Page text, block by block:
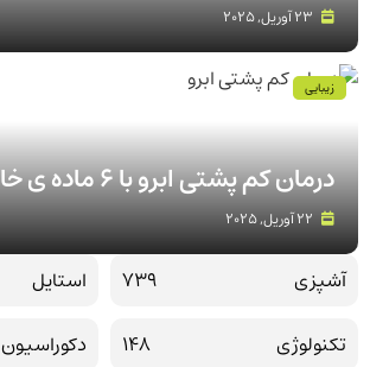
23 آوریل, 2025
درمان کم پشتی ابرو با 6 ماده ی خانگی ساده
22 آوریل, 2025
زیبایی
آشپزی 739 استایل
تکنولوژی
148 دکوراسیون